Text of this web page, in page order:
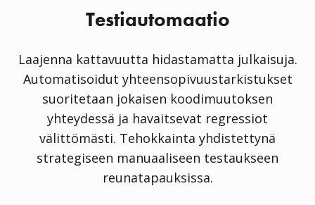
Testiautomaatio
Laajenna kattavuutta hidastamatta julkaisuja.
Automatisoidut yhteensopivuustarkistukset
suoritetaan jokaisen koodimuutoksen
yhteydessä ja havaitsevat regressiot
välittömästi. Tehokkainta yhdistettynä
strategiseen manuaaliseen testaukseen
reunatapauksissa.